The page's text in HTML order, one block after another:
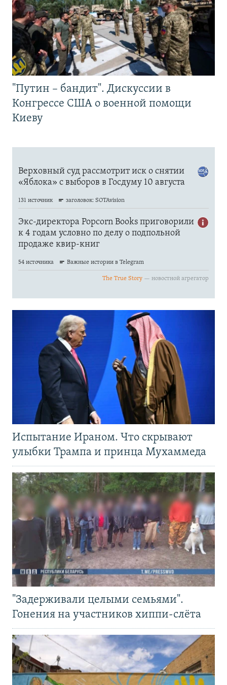
"Путин – бандит". Дискуссии в
Конгрессе США о военной помощи
Киеву
Испытание Ираном. Что скрывают
улыбки Трампа и принца Мухаммеда
"Задерживали целыми семьями".
Гонения на участников хиппи-слёта